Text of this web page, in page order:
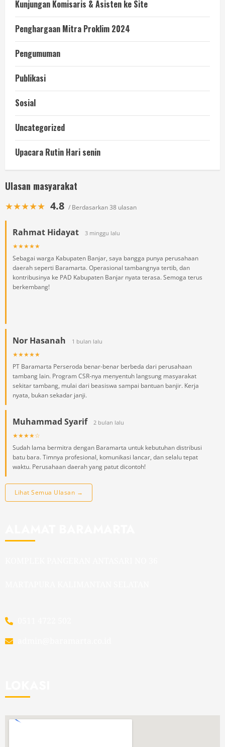
Kunjungan Komisaris & Asisten ke Site
Penghargaan Mitra Proklim 2024
Pengumuman
Publikasi
Sosial
Uncategorized
Upacara Rutin Hari senin
Ulasan masyarakat
★★★★★ 4.8 / Berdasarkan 38 ulasan
Rahmat Hidayat 3 minggu lalu
★★★★★
Sebagai warga Kabupaten Banjar, saya bangga punya perusahaan
daerah seperti Baramarta. Operasional tambangnya tertib, dan
kontribusinya ke PAD Kabupaten Banjar nyata terasa. Semoga terus
berkembang!
Nor Hasanah 1 bulan lalu
★★★★★
PT Baramarta Perseroda benar-benar berbeda dari perusahaan
tambang lain. Program CSR-nya menyentuh langsung masyarakat
sekitar tambang, mulai dari beasiswa sampai bantuan banjir. Kerja
nyata, bukan sekadar janji.
Muhammad Syarif 2 bulan lalu
★★★★☆
Sudah lama bermitra dengan Baramarta untuk kebutuhan distribusi
batu bara. Timnya profesional, komunikasi lancar, dan selalu tepat
waktu. Perusahaan daerah yang patut dicontoh!
Lihat Semua Ulasan →